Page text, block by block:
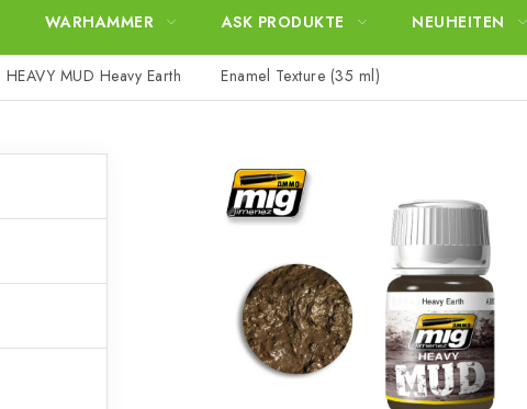
WARHAMMER ASK PRODUKTE NEUHEITEN
HEAVY MUD Heavy Earth Enamel Texture (35 ml)